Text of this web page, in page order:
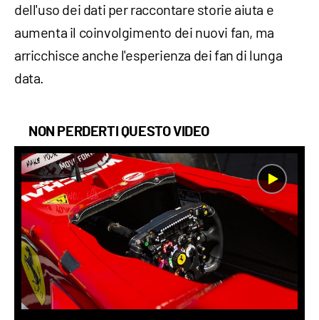
dell'uso dei dati per raccontare storie aiuta e
aumenta il coinvolgimento dei nuovi fan, ma
arricchisce anche l'esperienza dei fan di lunga
data.
NON PERDERTI QUESTO VIDEO